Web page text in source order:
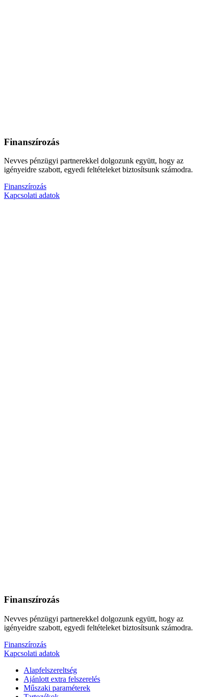
Finanszírozás
Nevves pénzügyi partnerekkel dolgozunk együtt, hogy az
igényeidre szabott, egyedi feltételeket biztosítsunk számodra.
Finanszírozás
Kapcsolati adatok
Finanszírozás
Nevves pénzügyi partnerekkel dolgozunk együtt, hogy az
igényeidre szabott, egyedi feltételeket biztosítsunk számodra.
Finanszírozás
Kapcsolati adatok
Alapfelszereltség
Ajánlott extra felszerelés
Műszaki paraméterek